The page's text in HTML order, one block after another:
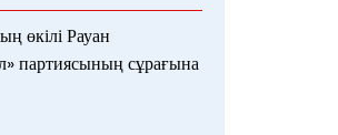
өкілі Рауан
партиясының сұрағына